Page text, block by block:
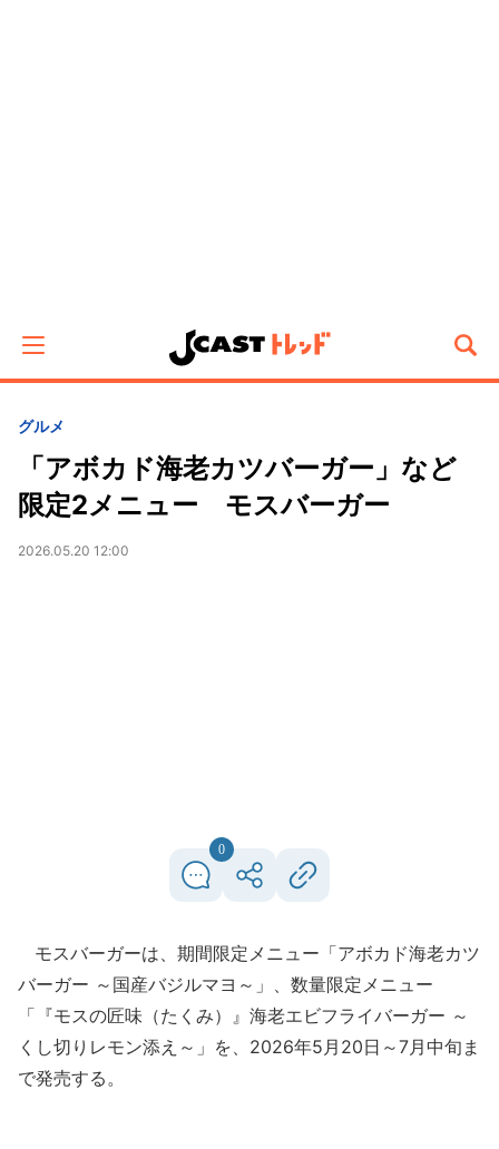
グルメ
「アボカド海老カツバーガー」など
限定2メニュー モスバーガー
2026.05.20 12:00
0
モスバーガーは、期間限定メニュー「アボカド海老カツ
バーガー ～国産バジルマヨ～」、数量限定メニュー
「『モスの匠味（たくみ）』海老エビフライバーガー ～
くし切りレモン添え～」を、2026年5月20日～7月中旬ま
で発売する。